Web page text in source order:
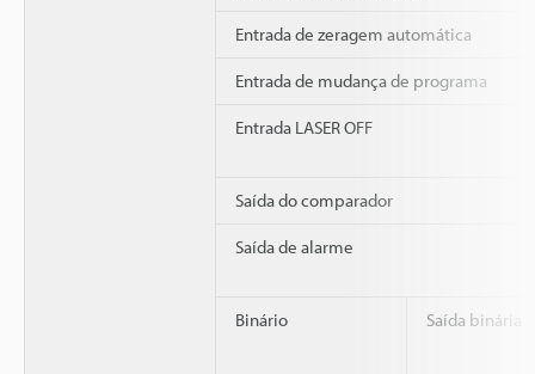
Entrada de zeragem automática
Entrada de mudança de programa
Entrada LASER OFF
Saída do comparador
Saída de alarme
Binário Saída binária